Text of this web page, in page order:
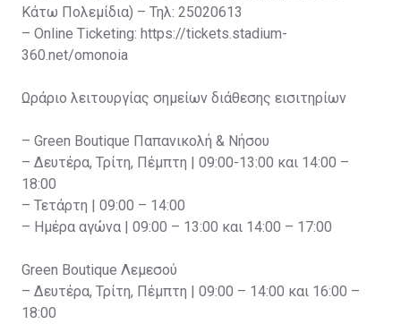
Κάτω Πολεμίδια) – Τηλ: 25020613
– Online Ticketing: https://tickets.stadium-
360.net/omonoia
Ωράριο λειτουργίας σημείων διάθεσης εισιτηρίων
– Green Boutique Παπανικολή & Νήσου
– Δευτέρα, Τρίτη, Πέμπτη | 09:00-13:00 και 14:00 –
18:00
– Τετάρτη | 09:00 – 14:00
– Ημέρα αγώνα | 09:00 – 13:00 και 14:00 – 17:00
Green Boutique Λεμεσού
– Δευτέρα, Τρίτη, Πέμπτη | 09:00 – 14:00 και 16:00 –
18:00